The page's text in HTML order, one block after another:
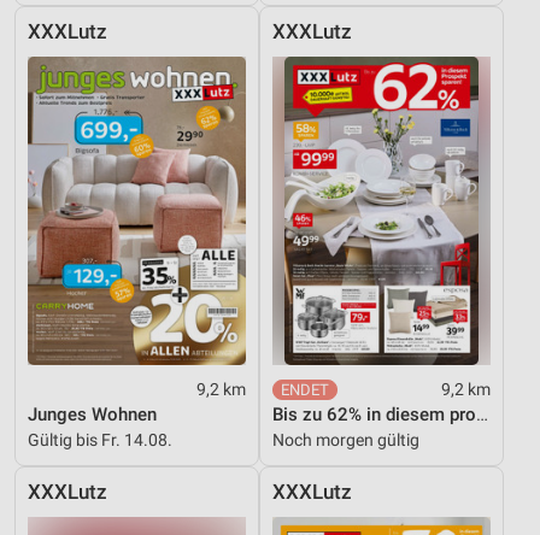
XXXLutz
9,2 km
Junges Wohnen
Gültig bis Fr. 14.08.
XXXLutz
9,2 km
Bis zu 62% in diesem prospekt
Noch morgen gültig
XXXLutz XXXLutz